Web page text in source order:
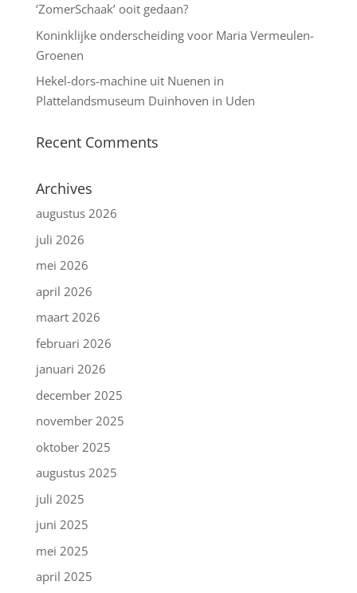
‘ZomerSchaak’ ooit gedaan?
Koninklijke onderscheiding voor Maria Vermeulen-
Groenen
Hekel-dors-machine uit Nuenen in
Plattelandsmuseum Duinhoven in Uden
Recent Comments
Archives
augustus 2026
juli 2026
mei 2026
april 2026
maart 2026
februari 2026
januari 2026
december 2025
november 2025
oktober 2025
augustus 2025
juli 2025
juni 2025
mei 2025
april 2025